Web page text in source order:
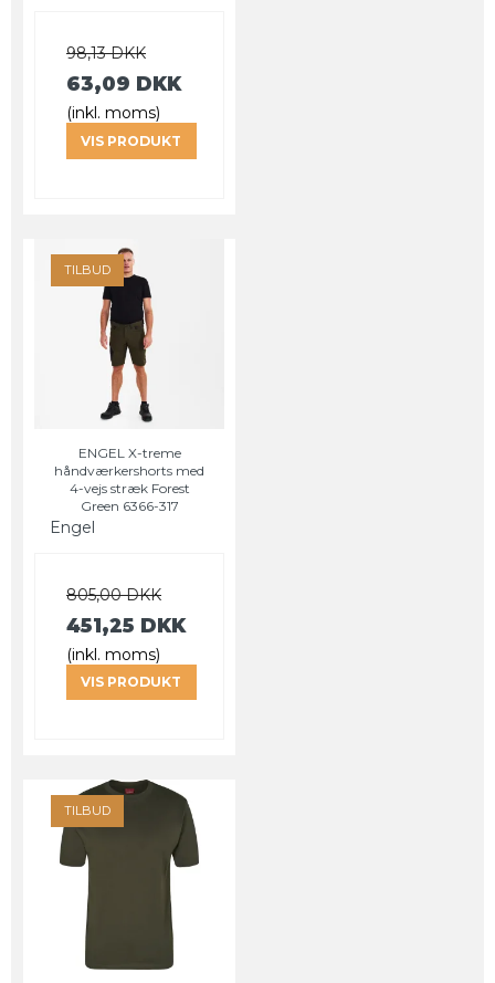
98,13 DKK
63,09 DKK
(inkl. moms)
VIS PRODUKT
TILBUD
ENGEL X-treme
håndværkershorts med
4-vejs stræk Forest
Green 6366-317
Engel
805,00 DKK
451,25 DKK
(inkl. moms)
VIS PRODUKT
TILBUD